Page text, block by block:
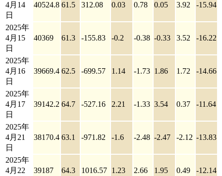
4月14
日
40524.8 61.5 312.08 0.03 0.78 0.05 3.92 -15.94
2025年
4月15
日
40369 61.3 -155.83 -0.2 -0.38 -0.33 3.52 -16.22
2025年
4月16
日
39669.4 62.5 -699.57 1.14 -1.73 1.86 1.72 -14.66
2025年
4月17
日
39142.2 64.7 -527.16 2.21 -1.33 3.54 0.37 -11.64
2025年
4月21
日
38170.4 63.1 -971.82 -1.6 -2.48 -2.47 -2.12 -13.83
2025年
4月22
39187 64.3 1016.57 1.23 2.66 1.95 0.49 -12.14